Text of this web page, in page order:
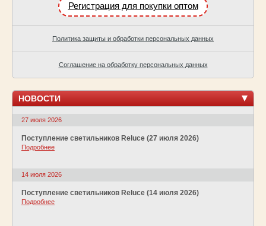
Регистрация для покупки оптом
Политика защиты и обработки персональных данных
Соглашение на обработку персональных данных
НОВОСТИ
27 июля 2026
Поступление светильников Reluce (27 июля 2026)
Подробнее
14 июля 2026
Поступление светильников Reluce (14 июля 2026)
Подробнее